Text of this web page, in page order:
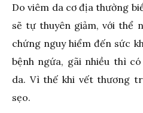
Do viêm da cơ địa thường
sẽ tự thuyên giảm, với thể
chứng nguy hiểm đến sức
bệnh ngứa, gãi nhiều thì
da. Vì thế khi vết thương
sẹo.